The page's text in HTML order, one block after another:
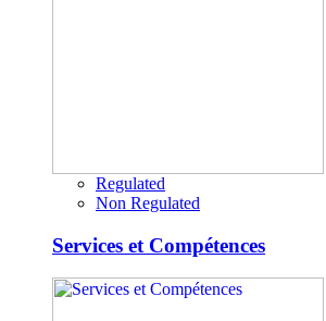
Regulated
Non Regulated
Services et Compétences